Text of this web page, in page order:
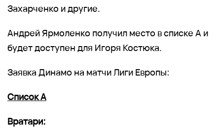
Захарченко и другие.
Андрей Ярмоленко получил место в списке А и
будет доступен для Игоря Костюка.
Заявка Динамо на матчи Лиги Европы:
Список А
Вратари: